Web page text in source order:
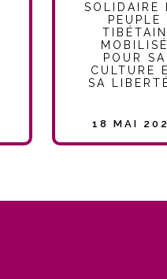
SOLIDAIRE
PEUPLE
TIBÉTAIN
MOBILISÉ
POUR SA
CULTURE
SA
18 MAI